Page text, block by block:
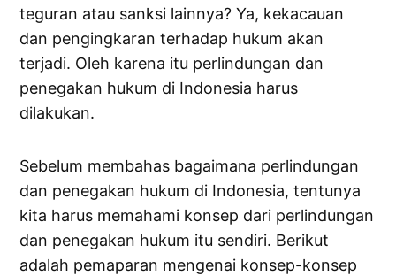
teguran atau sanksi lainnya? Ya, kekacauan
dan pengingkaran terhadap hukum akan
terjadi. Oleh karena itu perlindungan dan
penegakan hukum di Indonesia harus
dilakukan.
Sebelum membahas bagaimana perlindungan
dan penegakan hukum di Indonesia, tentunya
kita harus memahami konsep dari perlindungan
dan penegakan hukum itu sendiri. Berikut
adalah pemaparan mengenai konsep-konsep